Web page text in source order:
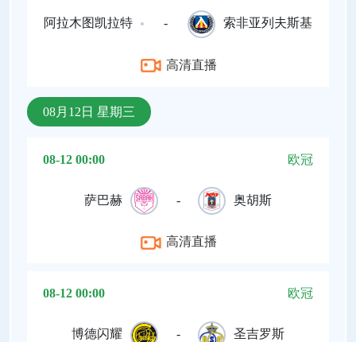
阿拉木图凯拉特 - 索非亚列夫斯基
高清直播
08月12日 星期三
08-12 00:00 欧冠
萨巴赫 - 奥胡斯
高清直播
08-12 00:00 欧冠
博德闪耀 - 圣吉罗斯